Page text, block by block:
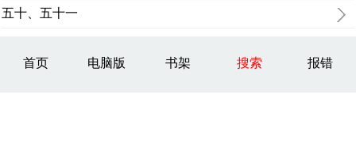
五十、五十一
首页 电脑版 书架 搜索 报错